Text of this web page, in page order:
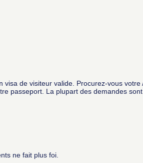
de visiteur valide. Procurez-vous votre
passeport. La plupart des demandes sont
ne fait plus foi.